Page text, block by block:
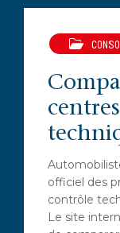
officiel des
contrôle
Le site